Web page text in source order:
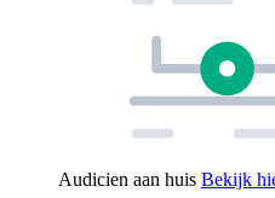
Audicien aan huis Bekijk